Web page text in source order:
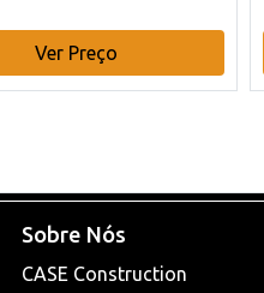
Ver Preço
Sobre Nós
CASE Construction